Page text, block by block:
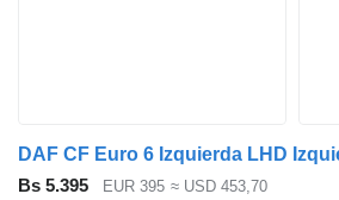
Bs 5.395 EUR 395 ≈ USD 453,70